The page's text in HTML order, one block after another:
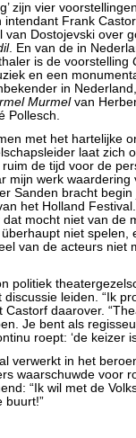
zijn vier
intendant Frank
Dostojevski over
. En van de in
is de voorstelling
en een
in
Murmelvan
Pollesch.
met het hartelijke
laat zich
de tijd voor de
mijn werk waardering
Sanden bracht
het Holland
mocht niet van de
niet spelen,
van de acteurs niet
politiek
leiden. “Ik
daarover.
Je bent als
roept: ‘de keizer is
verwerkt in het
waarschuwde voor
“Ik wil met de
buurt!”